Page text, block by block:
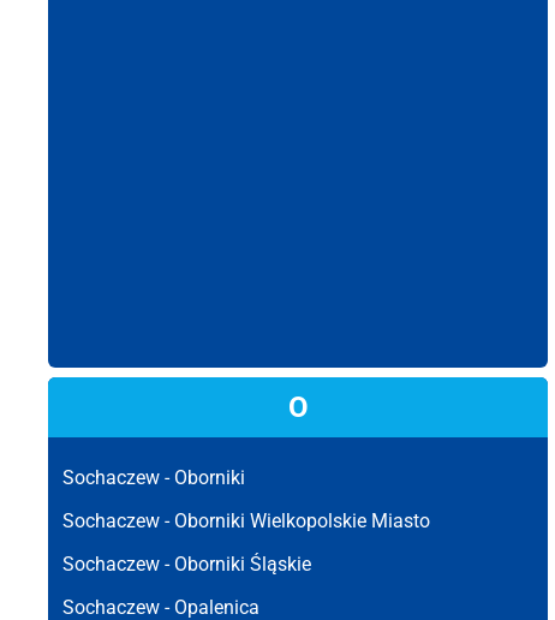
O
Sochaczew - Oborniki
Sochaczew - Oborniki Wielkopolskie Miasto
Sochaczew - Oborniki Śląskie
Sochaczew - Opalenica